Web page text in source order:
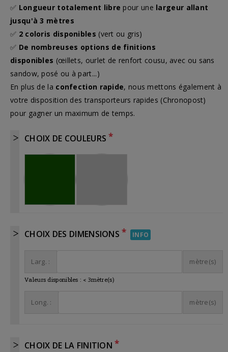
✅ Longueur totalement libre pour une largeur allant
jusqu'à 3 mètres
✅ 2 coloris disponibles (vert ou gris)
✅ De nombreuses options de finitions
disponibles (œillets, ourlet de renfort cousu, avec ou sans
sandow, posé ou à part...)
En plus de la confection rapide, nous mettons également à
votre disposition des transporteurs rapides (Chronopost)
pour gagner un maximum de temps.
CHOIX DE COULEURS*
CHOIX DES DIMENSIONS* INFO
Larg. : mètre(s)
Valeurs disponibles : < 3mètre(s)
Long. : mètre(s)
CHOIX DE LA FINITION*